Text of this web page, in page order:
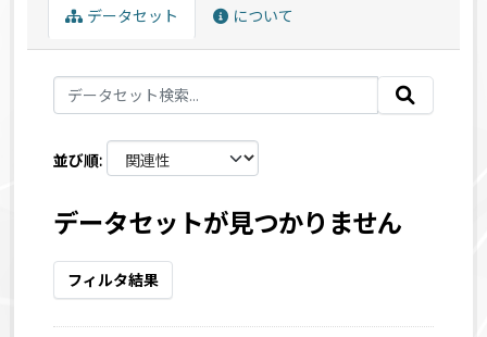
データセット について
並び順
データセットが見つかりません
フィルタ結果